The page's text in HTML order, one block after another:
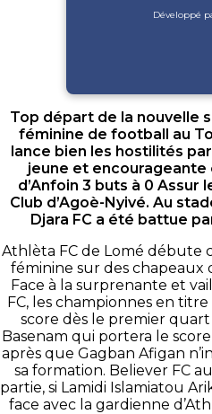
Développé
Top départ de la nouvelle
féminine de football au
lance bien les hostilités
jeune et encourageante
d’Anfoin 3 buts à 0 Assur
Club d’Agoè-Nyivé. Au
Djara FC a été battue
Athlèta FC de Lomé débute
féminine sur des chapeaux
Face à la surprenante et
FC, les championnes en
score dès le premier
Basenam qui portera le
après que Gagban Afigan
sa formation. Believer FC
partie, si Lamidi Islamiatou
face avec la gardienne